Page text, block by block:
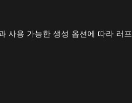
사용 가능한 생성 옵션에 따라 러